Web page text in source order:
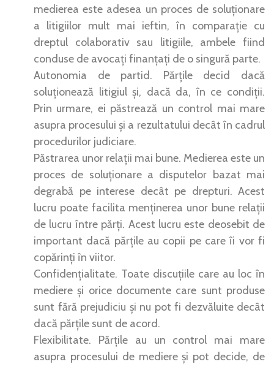
medierea este adesea un proces de soluționare
a litigiilor mult mai ieftin, în comparație cu
dreptul colaborativ sau litigiile, ambele fiind
conduse de avocați finanțați de o singură parte.
Autonomia de partid. Părțile decid dacă
soluționează litigiul și, dacă da, în ce condiții.
Prin urmare, ei păstrează un control mai mare
asupra procesului și a rezultatului decât în cadrul
procedurilor judiciare.
Păstrarea unor relații mai bune. Medierea este un
proces de soluționare a disputelor bazat mai
degrabă pe interese decât pe drepturi. Acest
lucru poate facilita menținerea unor bune relații
de lucru între părți. Acest lucru este deosebit de
important dacă părțile au copii pe care îi vor fi
copărinți în viitor.
Confidențialitate. Toate discuțiile care au loc în
mediere și orice documente care sunt produse
sunt fără prejudiciu și nu pot fi dezvăluite decât
dacă părțile sunt de acord.
Flexibilitate. Părțile au un control mai mare
asupra procesului de mediere și pot decide, de